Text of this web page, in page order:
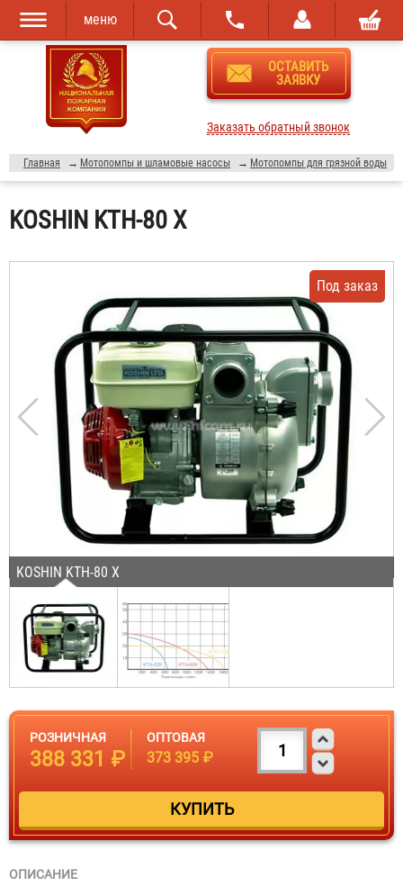
Перейти к
основному
содержанию
Skip to
navigation
меню
ОСТАВИТЬ
ЗАЯВКУ
Заказать обратный звонок
Главная → Мотопомпы и шламовые насосы → Мотопомпы для грязной воды
KOSHIN KTH-80 X
KOSHIN KTH-80 X
Под заказ
РОЗНИЧНАЯ
388 331 ₽
ОПТОВАЯ
373 395 ₽
ОПИСАНИЕ